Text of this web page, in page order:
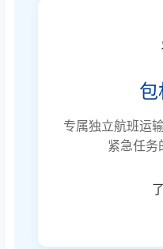
包
专属独立航班运
紧急任务